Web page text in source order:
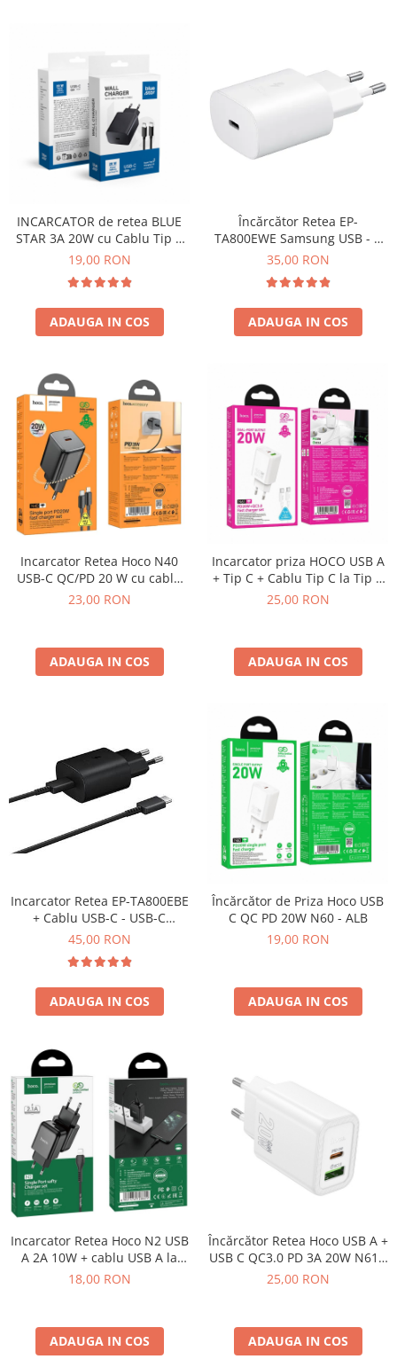
SERIA 5
SERIA 6
SERIA 7
SERIA 8
SERIA 11
SERIA 14
SERIA 15
SERIA 17
Ecrane Pentru MOTOROLA
MOTOROLA COMPATIBILE
MOTOROLA SERVICE PACK
Ecrane Pentru XIAOMI
XIAOMI COMPATIBILE
Ecrane Pentru NOKIA
NOKIA COMPATIBILE
VIVO COMPATIBILE
Ecrane Pentru OPPO
Ecrane Pentru REALME
REALME COMPATIBILE
REALME SERVICE PACK
Ecrane pentru LG
LG COMPATIBILE
DOOGEE COMPATIBILE
DOOGEE SERVICE PACK
Ecrane Pentru LENOVO
Ecrane Pentru INFINIX
Alte Accesorii
Boxe Portabile
Carduri de memorie
Curele ceasuri
PowerBank
Selfie Stick / Tripod
Stick-uri USB
SUPORT AUTO
Ecrane COMPATIBILE pentru
HUAWEI SERVICE PACK
INCARCATOR de retea BLUE
STAR 3A 20W cu Cablu Tip C
la Tip C PD QC3.0 - NEGRU
19,00 RON
ADAUGA IN COS
Încărcător Retea EP-
TA800EWE Samsung USB - C
25W SERVICE PACK ALB - BULK
35,00 RON
ADAUGA IN COS
Incarcator Retea Hoco N40
USB-C QC/PD 20 W cu cablu
USB-C – Lightning - Negru
23,00 RON
ADAUGA IN COS
Incarcator priza HOCO USB A
+ Tip C + Cablu Tip C la Tip C
PD QC3.0 3A 20W N61 - ALB
25,00 RON
ADAUGA IN COS
Incarcator Retea EP-TA800EBE
+ Cablu USB-C - USB-C
SAMSUNG 25W Service Pack
45,00 RON
ADAUGA IN COS
Încărcător de Priza Hoco USB
C QC PD 20W N60 - ALB
19,00 RON
ADAUGA IN COS
Incarcator Retea Hoco N2 USB
A 2A 10W + cablu USB A la
Lightning - NEGRU
18,00 RON
ADAUGA IN COS
Încărcător Retea Hoco USB A +
USB C QC3.0 PD 3A 20W N61 -
Alb
25,00 RON
ADAUGA IN COS